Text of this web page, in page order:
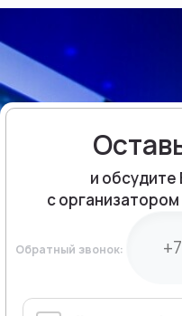
и обсудите
с организатором
Обратный звонок: